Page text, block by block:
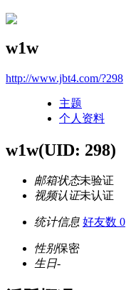
w1w
http://www.jbt4.com/?298
主题
个人资料
w1w(UID: 298)
邮箱状态未验证
视频认证未认证
统计信息 好友数 0
性别保密
生日-